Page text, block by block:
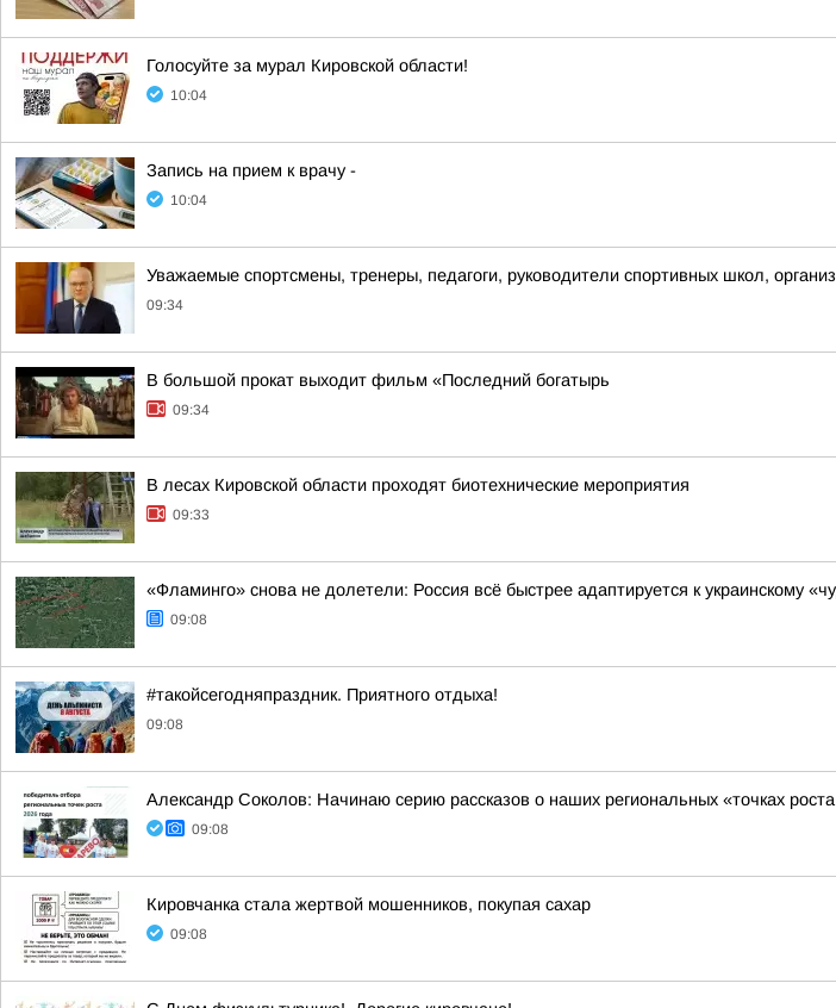
Голосуйте за мурал Кировской области!
10:04
Запись на прием к врачу -
10:04
Уважаемые спортсмены, тренеры, педагоги, руководители спортивных школ,
09:34
В большой прокат выходит фильм «Последний богатырь
09:34
В лесах Кировской области проходят биотехнические мероприятия
09:33
«Фламинго» снова не долетели: Россия всё быстрее адаптируется к украинскому
09:08
#такойсегодняпраздник. Приятного отдыха!
09:08
Александр Соколов: Начинаю серию рассказов о наших региональных «точках
09:08
Кировчанка стала жертвой мошенников, покупая сахар
09:08